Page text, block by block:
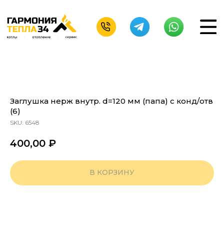
Заглушка нерж внутр. d=120 мм (папа) с конд/отв
(6)
SKU: 6548
400,00 ₽
В КОРЗИНУ